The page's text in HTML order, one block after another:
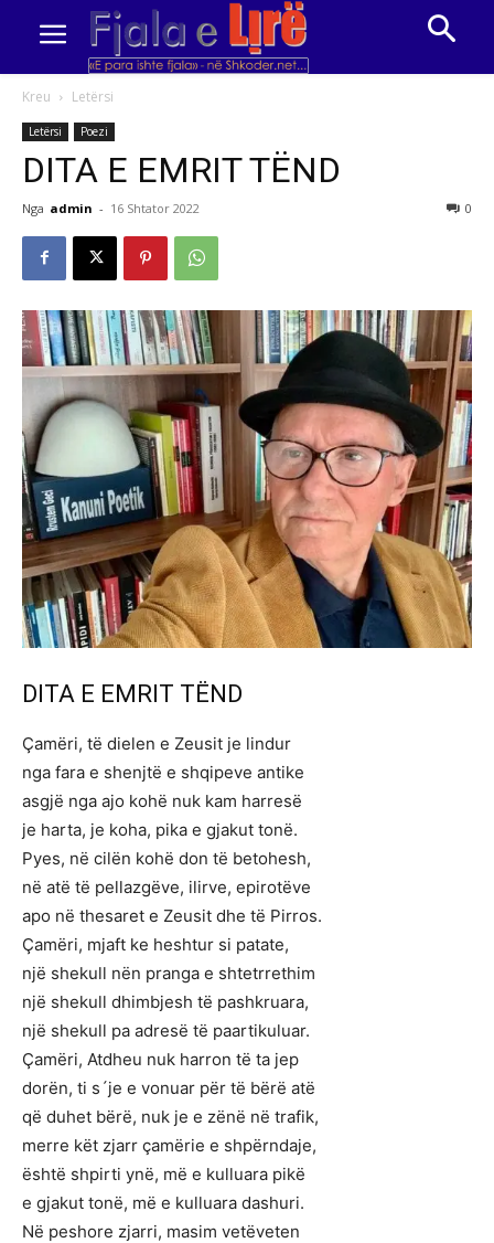
Kreu Letërsi
Letërsi Poezi
DITA E EMRIT TËND
Nga admin - 16 Shtator 2022 0
DITA E EMRIT TËND
Çamëri, të dielen e Zeusit je lindur
nga fara e shenjtë e shqipeve antike
asgjë nga ajo kohë nuk kam harresë
je harta, je koha, pika e gjakut tonë.
Pyes, në cilën kohë don të betohesh,
në atë të pellazgëve, ilirve, epirotëve
apo në thesaret e Zeusit dhe të Pirros.
Çamëri, mjaft ke heshtur si patate,
një shekull nën pranga e shtetrrethim
një shekull dhimbjesh të pashkruara,
një shekull pa adresë të paartikuluar.
Çamëri, Atdheu nuk harron të ta jep
dorën, ti s´je e vonuar për të bërë atë
që duhet bërë, nuk je e zënë në trafik,
merre kët zjarr çamërie e shpërndaje,
është shpirti ynë, më e kulluara pikë
e gjakut tonë, më e kulluara dashuri.
Në peshore zjarri, masim vetëveten